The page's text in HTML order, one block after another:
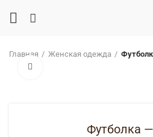
Главная Женская одежда
Футболка